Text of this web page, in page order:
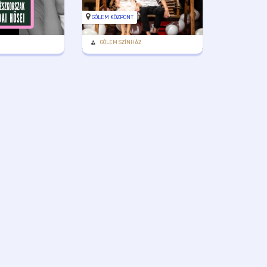
GÓLEM KÖZPONT
GÓLEM SZÍNHÁZ